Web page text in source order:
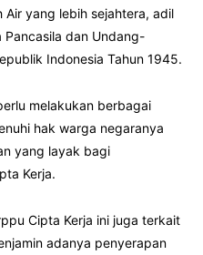
Air yang lebih sejahtera, adil
dan Undang-
Indonesia Tahun 1945.
melakukan berbagai
hak warga negaranya
yang layak bagi
Kerja.
Cipta Kerja ini juga terkait
adanya penyerapan